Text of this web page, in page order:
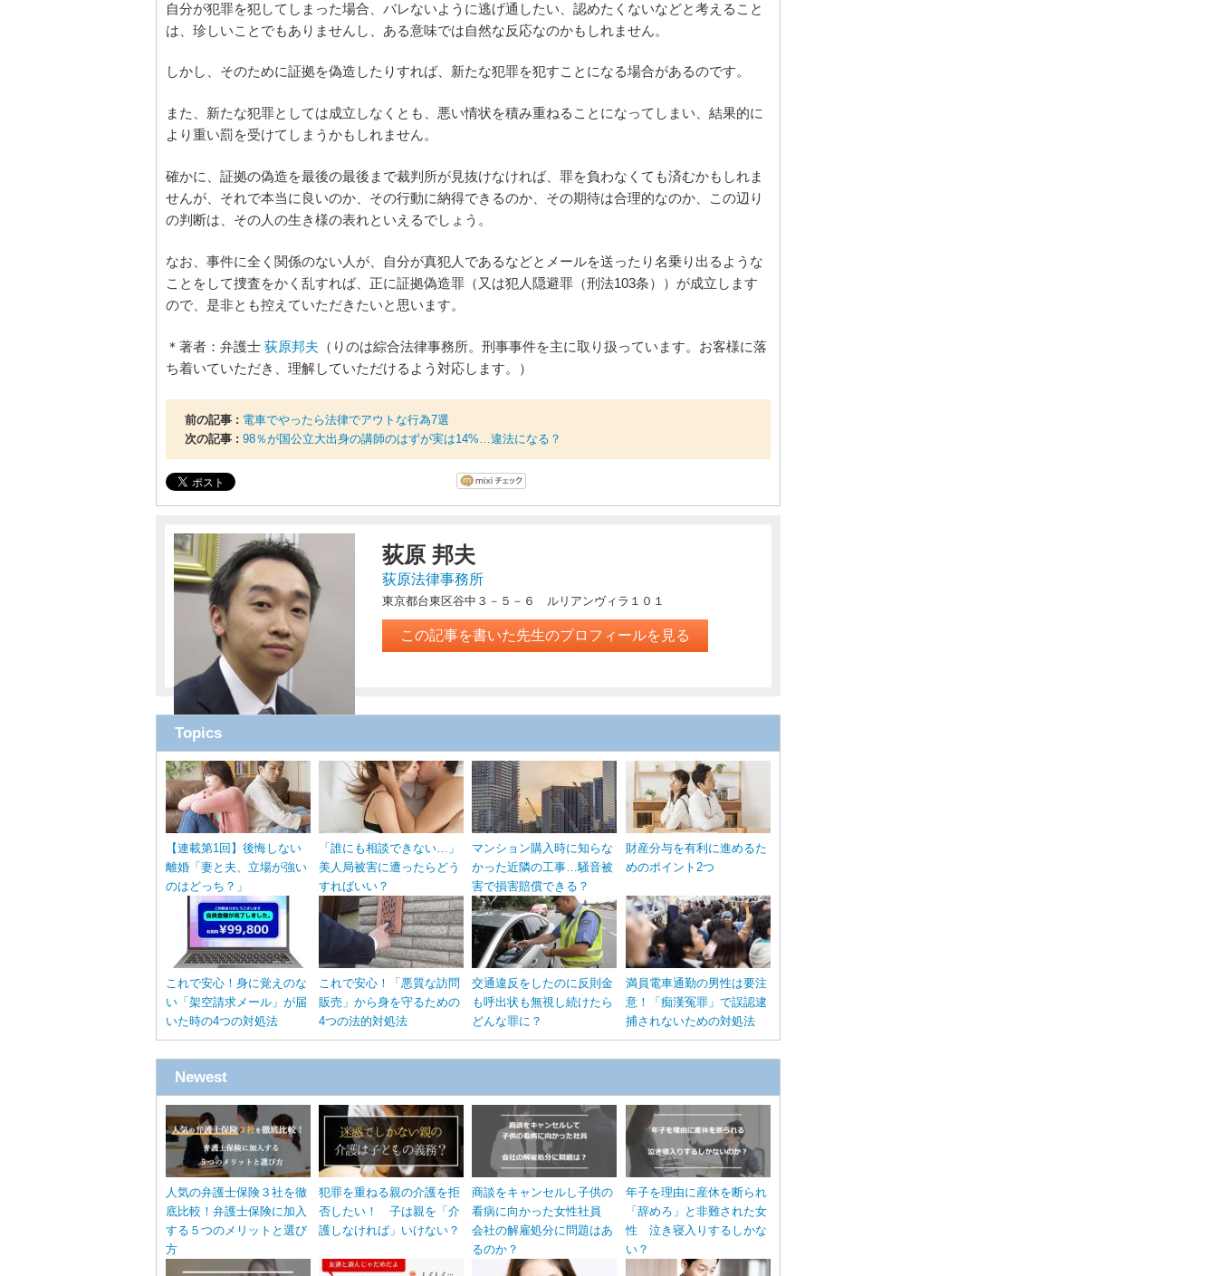
自分が犯罪を犯してしまった場合、バレないように逃げ通したい、認めたくないなどと考えること
は、珍しいことでもありませんし、ある意味では自然な反応なのかもしれません。
しかし、そのために証拠を偽造したりすれば、新たな犯罪を犯すことになる場合があるのです。
また、新たな犯罪としては成立しなくとも、悪い情状を積み重ねることになってしまい、結果的に
より重い罰を受けてしまうかもしれません。
確かに、証拠の偽造を最後の最後まで裁判所が見抜けなければ、罪を負わなくても済むかもしれま
せんが、それで本当に良いのか、その行動に納得できるのか、その期待は合理的なのか、この辺り
の判断は、その人の生き様の表れといえるでしょう。
なお、事件に全く関係のない人が、自分が真犯人であるなどとメールを送ったり名乗り出るような
ことをして捜査をかく乱すれば、正に証拠偽造罪（又は犯人隠避罪（刑法103条））が成立します
ので、是非とも控えていただきたいと思います。
＊著者：弁護士 荻原邦夫 （りのは綜合法律事務所。刑事事件を主に取り扱っています。お客様に落
ち着いていただき、理解していただけるよう対応します。）
前の記事 : 電車でやったら法律でアウトな行為7選
次の記事 : 98％が国公立大出身の講師のはずが実は14%…違法になる？
荻原 邦夫
荻原法律事務所
東京都台東区谷中３－５－６ ルリアンヴィラ１０１
この記事を書いた先生のプロフィールを見る
Topics
【連載第1回】後悔しない
離婚「妻と夫、立場が強い
のはどっち？」
「誰にも相談できない…」
美人局被害に遭ったらどう
すればいい？
マンション購入時に知らな
かった近隣の工事…騒音被
害で損害賠償できる？
財産分与を有利に進めるた
めのポイント2つ
これで安心！身に覚えのな
い「架空請求メール」が届
いた時の4つの対処法
これで安心！「悪質な訪問
販売」から身を守るための
4つの法的対処法
交通違反をしたのに反則金
も呼出状も無視し続けたら
どんな罪に？
満員電車通勤の男性は要注
意！「痴漢冤罪」で誤認逮
捕されないための対処法
Newest
人気の弁護士保険３社を徹
底比較！弁護士保険に加入
する５つのメリットと選び
方
犯罪を重ねる親の介護を拒
否したい！ 子は親を「介
護しなければ」いけない？
商談をキャンセルし子供の
看病に向かった女性社員
会社の解雇処分に問題はあ
るのか？
年子を理由に産休を断られ
「辞めろ」と非難された女
性 泣き寝入りするしかな
い？